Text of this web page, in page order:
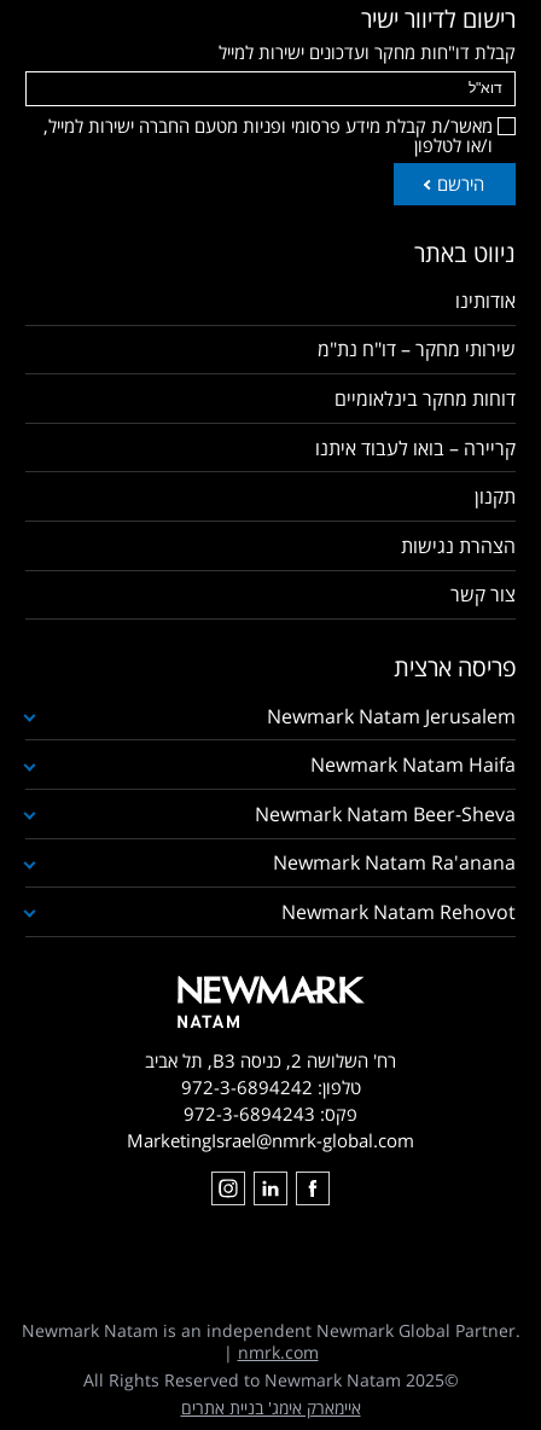
רישום לדיוור ישיר
קבלת דו"חות מחקר ועדכונים ישירות למייל
מאשר/ת קבלת מידע פרסומי ופניות מטעם החברה ישירות למייל,
ו/או לטלפון
הירשם
ניווט באתר
אודותינו
שירותי מחקר – דו"ח נת"מ
דוחות מחקר בינלאומיים
קריירה – בואו לעבוד איתנו
תקנון
הצהרת נגישות
צור קשר
פריסה ארצית
Newmark Natam Jerusalem
Newmark Natam Haifa
Newmark Natam Beer-Sheva
Newmark Natam Ra'anana
Newmark Natam Rehovot
רח' השלושה 2, כניסה B3, תל אביב
טלפון: 972-3-6894242
פקס: 972-3-6894243
MarketingIsrael@nmrk-global.com
Newmark Natam is an independent Newmark Global Partner.
| nmrk.com
©2025 All Rights Reserved to Newmark Natam
איימארק אימג' בניית אתרים